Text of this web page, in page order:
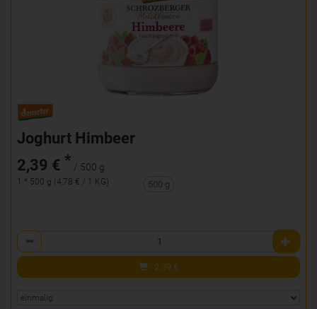
Joghurt Himbeer
2,39 € * / 500 g
1 * 500 g (4,78 € / 1 KG) 500 g
Anzahl
2,39 €